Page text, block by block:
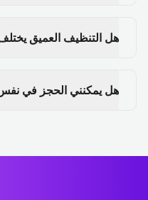
هل التنظيف العميق
هل يمكنني الحجز في